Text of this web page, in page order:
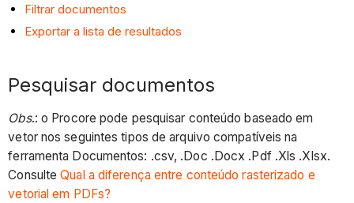
Filtrar documentos
Exportar a lista de resultados
Pesquisar documentos
Obs.: o Procore pode pesquisar conteúdo baseado em
vetor nos seguintes tipos de arquivo compatíveis na
ferramenta Documentos: .csv, .Doc .Docx .Pdf .Xls .Xlsx.
ConsulteQual a diferença entre conteúdo rasterizado e
vetorial em PDFs?